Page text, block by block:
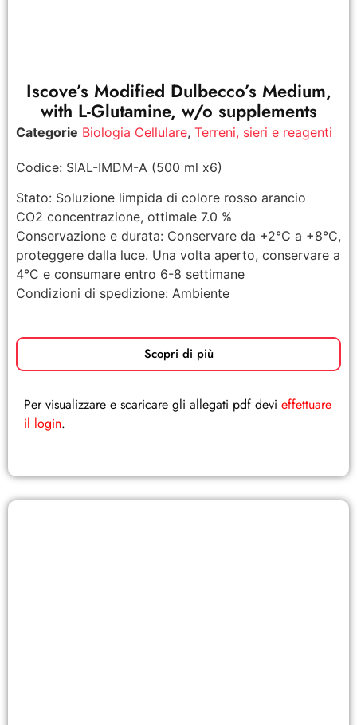
Iscove’s Modified Dulbecco’s Medium,
with L-Glutamine, w/o supplements
Categorie Biologia Cellulare, Terreni, sieri e reagenti
Codice: SIAL-IMDM-A (500 ml x6)
Stato: Soluzione limpida di colore rosso arancio
CO2 concentrazione, ottimale 7.0 %
Conservazione e durata: Conservare da +2°C a +8°C,
proteggere dalla luce. Una volta aperto, conservare a
4°C e consumare entro 6-8 settimane
Condizioni di spedizione: Ambiente
Scopri di più
Per visualizzare e scaricare gli allegati pdf devi effettuare
il login.